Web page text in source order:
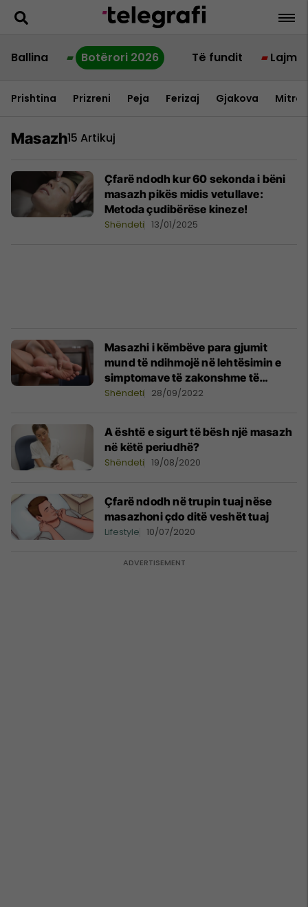
Ballina Botërori 2026 Të fundit Lajme
Prishtina Prizreni Peja Ferizaj Gjakova
Masazh15 Artikuj
Çfarë ndodh kur 60 sekonda i bëni
masazh pikës midis vetullave:
Metoda çudibërëse kineze!
Shëndeti 13/01/2025
Masazhi i këmbëve para gjumit
mund të ndihmojë në lehtësimin e
simptomave të zakonshme të
menopauzës, zbulon studimi
Shëndeti 28/09/2022
A është e sigurt të bësh një masazh
në këtë periudhë?
Shëndeti 19/08/2020
Çfarë ndodh në trupin tuaj nëse
masazhoni çdo ditë veshët tuaj
Lifestyle 10/07/2020